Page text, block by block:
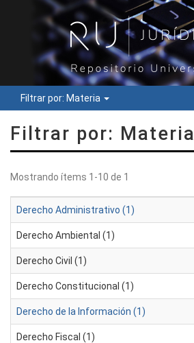
Filtrar por: Materia
Filtrar por: Materia
Mostrando ítems 1-10 de 1
Derecho Administrativo (1)
Derecho Ambiental (1)
Derecho Civil (1)
Derecho Constitucional (1)
Derecho de la Información (1)
Derecho Fiscal (1)